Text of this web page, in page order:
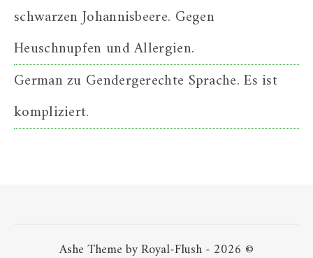
schwarzen Johannisbeere. Gegen
Heuschnupfen und Allergien.
Germanzu Gendergerechte Sprache. Es ist
kompliziert.
Ashe Theme by Royal-Flush - 2026 ©